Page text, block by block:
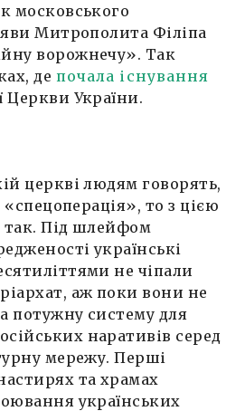
московського
Митрополита Філіпа
ворожнечу». Так
де почала існування
Церкви України.
церкві людям говорять,
то з цією
Під шлейфом
українські
не чіпали
аж поки вони не
потужну систему для
наративів серед
мережу. Перші
та храмах
українських